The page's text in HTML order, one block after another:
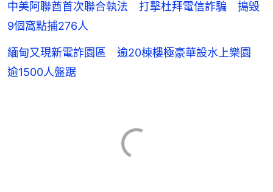
中美阿聯酋首次聯合執法 打擊杜拜電信詐騙 搗毀
9個窩點捕276人
緬甸又現新電詐園區 逾20棟樓極豪華設水上樂園
逾1500人盤踞